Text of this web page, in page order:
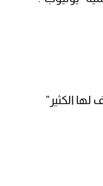
الكثير”